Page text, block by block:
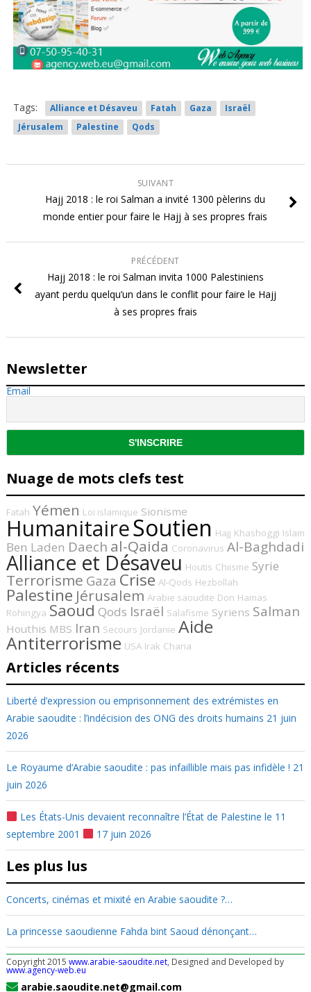
Tags: Alliance et Désaveu Fatah Gaza
Israël
Jérusalem
Palestine Qods
SUIVANT
Hajj 2018 : le roi Salman a invité 1300 pèlerins du
monde entier pour faire le Hajj à ses propres frais
PRÉCÉDENT
Hajj 2018 : le roi Salman invita 1000 Palestiniens
ayant perdu quelqu’un dans le conflit pour faire le Hajj
à ses propres frais
Newsletter
Email
Nuage de mots clefs test
Fatah Yémen Loi islamique Sionisme
HumanitaireSoutien Hajj Khashoggi Islam
Ben Laden Daech al-Qaida Coronavirus Al-Baghdadi
Alliance et Désaveu Houtis Chiisme Syrie
Terrorisme Gaza Crise Al-Qods Hezbollah
Palestine Jérusalem Arabie saoudite Don Hamas
Rohingya Saoud Qods Israël Salafisme Syriens Salman
Houthis MBS Iran Secours Jordanie Aide
Antiterrorisme USA Irak Charia
Articles récents
Liberté d’expression ou emprisonnement des extrémistes en
Arabie saoudite : l’indécision des ONG des droits humains 21 juin
2026
Le Royaume d’Arabie saoudite : pas infaillible mais pas infidèle ! 21
juin 2026
Les États-Unis devaient reconnaître l’État de Palestine le 11
septembre 2001
17 juin 2026
Les plus lus
Concerts, cinémas et mixité en Arabie saoudite ?…
La princesse saoudienne Fahda bint Saoud dénonçant…
Copyright 2015 www.arabie-saoudite.net, Designed and Developed by
www.agency-web.eu
arabie.saoudite.net@gmail.com